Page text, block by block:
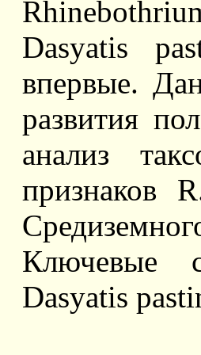
Dasyatis
впервые.
развития
анализ
признаков
Ключевые
Dasyatis